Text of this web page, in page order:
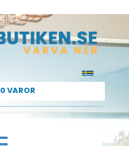
0 VAROR